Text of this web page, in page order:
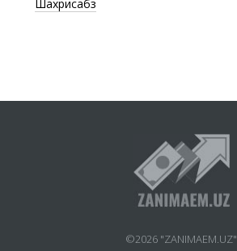
Шахрисабз
©2026 "ZANIMAEM.UZ"